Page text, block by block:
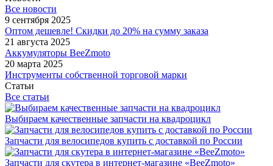
Все новости
9 сентября 2025
Оптом дешевле! Скидки до 20% на сумму заказа
21 августа 2025
Аккумуляторы BeeZmoto
20 марта 2025
Инструменты собственной торговой марки
Статьи
Все статьи
Выбираем качественные запчасти на квадроцикл
Запчасти для велосипедов купить с доставкой по России
Запчасти для скутера в интернет-магазине «BeeZmoto»